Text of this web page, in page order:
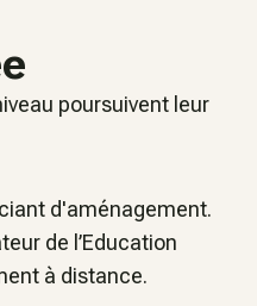
poursuivent leur
d'aménagement.
de l’Education
à distance.